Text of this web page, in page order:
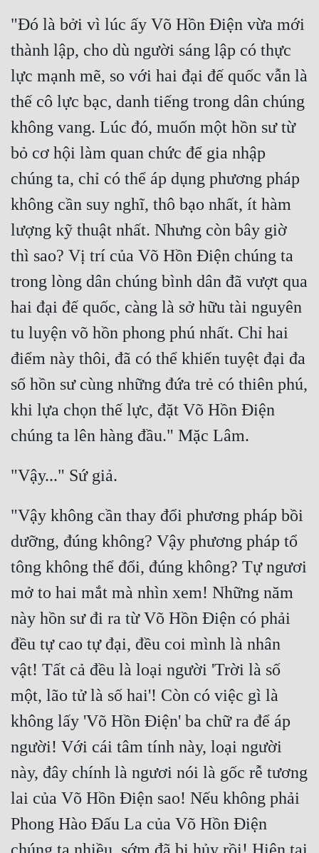
"Đó là bởi vì lúc ấy Võ Hồn Điện vừa mới
thành lập, cho dù người sáng lập có thực
lực mạnh mẽ, so với hai đại đế quốc vẫn là
thế cô lực bạc, danh tiếng trong dân chúng
không vang. Lúc đó, muốn một hồn sư từ
bỏ cơ hội làm quan chức để gia nhập
chúng ta, chỉ có thể áp dụng phương pháp
không cần suy nghĩ, thô bạo nhất, ít hàm
lượng kỹ thuật nhất. Nhưng còn bây giờ
thì sao? Vị trí của Võ Hồn Điện chúng ta
trong lòng dân chúng bình dân đã vượt qua
hai đại đế quốc, càng là sở hữu tài nguyên
tu luyện võ hồn phong phú nhất. Chỉ hai
điểm này thôi, đã có thể khiến tuyệt đại đa
số hồn sư cùng những đứa trẻ có thiên phú,
khi lựa chọn thế lực, đặt Võ Hồn Điện
"Vậy không cần thay đổi phương pháp bồi
dưỡng, đúng không? Vậy phương pháp tổ
tông không thể đổi, đúng không? Tự ngươi
mở to hai mắt mà nhìn xem! Những năm
này hồn sư đi ra từ Võ Hồn Điện có phải
đều tự cao tự đại, đều coi mình là nhân
vật! Tất cả đều là loại người 'Trời là số
một, lão tử là số hai'! Còn có việc gì là
không lấy 'Võ Hồn Điện' ba chữ ra để áp
người! Với cái tâm tính này, loại người
này, đây chính là ngươi nói là gốc rễ tương
lai của Võ Hồn Điện sao! Nếu không phải
Phong Hào Đấu La của Võ Hồn Điện